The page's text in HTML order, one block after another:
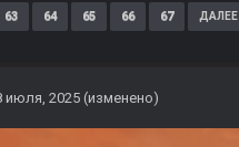
63 64 65 66 67 ДАЛЕЕ
июля, 2025 (изменено)